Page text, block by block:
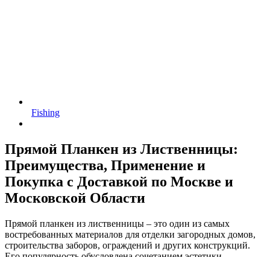
Fishing
Прямой Планкен из Лиственницы:
Преимущества, Применение и
Покупка с Доставкой по Москве и
Московской Области
Прямой планкен из лиственницы – это один из самых
востребованных материалов для отделки загородных домов,
строительства заборов, ограждений и других конструкций.